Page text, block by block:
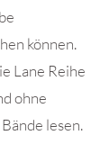
können.
Lane Reihe
ohne
lesen.